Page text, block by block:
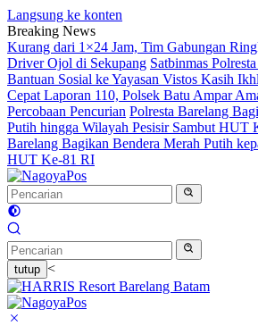
Langsung ke konten
Breaking News
Kurang dari 1×24 Jam, Tim Gabungan
Driver Ojol di Sekupang Satbinmas
Bantuan Sosial ke Yayasan Vistos Kasih
Cepat Laporan 110, Polsek Batu Ampar
Percobaan Pencurian Polresta Barelang
Putih hingga Wilayah Pesisir Sambut HUT
Barelang Bagikan Bendera Merah Putih
HUT Ke-81 RI
tutup <